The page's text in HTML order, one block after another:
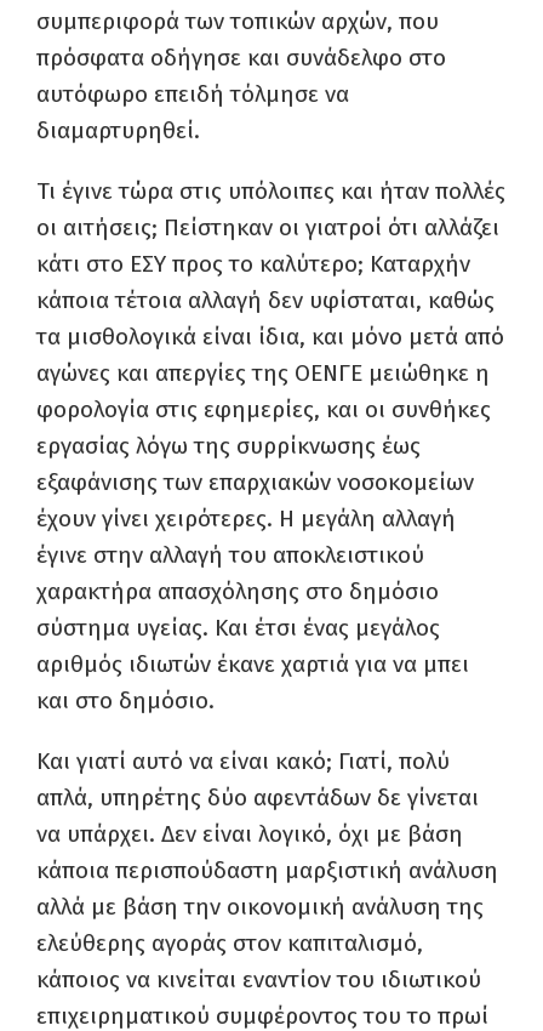
συμπεριφορά των τοπικών αρχών, που
πρόσφατα οδήγησε και συνάδελφο στο
αυτόφωρο επειδή τόλμησε να
διαμαρτυρηθεί.
Τι έγινε τώρα στις υπόλοιπες και ήταν πολλές
οι αιτήσεις; Πείστηκαν οι γιατροί ότι αλλάζει
κάτι στο ΕΣΥ προς το καλύτερο; Καταρχήν
κάποια τέτοια αλλαγή δεν υφίσταται, καθώς
τα μισθολογικά είναι ίδια, και μόνο μετά από
αγώνες και απεργίες της ΟΕΝΓΕ μειώθηκε η
φορολογία στις εφημερίες, και οι συνθήκες
εργασίας λόγω της συρρίκνωσης έως
εξαφάνισης των επαρχιακών νοσοκομείων
έχουν γίνει χειρότερες. Η μεγάλη αλλαγή
έγινε στην αλλαγή του αποκλειστικού
χαρακτήρα απασχόλησης στο δημόσιο
σύστημα υγείας. Και έτσι ένας μεγάλος
αριθμός ιδιωτών έκανε χαρτιά για να μπει
και στο δημόσιο.
Και γιατί αυτό να είναι κακό; Γιατί, πολύ
απλά, υπηρέτης δύο αφεντάδων δε γίνεται
να υπάρχει. Δεν είναι λογικό, όχι με βάση
κάποια περισπούδαστη μαρξιστική ανάλυση
αλλά με βάση την οικονομική ανάλυση της
ελεύθερης αγοράς στον καπιταλισμό,
κάποιος να κινείται εναντίον του ιδιωτικού
επιχειρηματικού συμφέροντος του το πρωί